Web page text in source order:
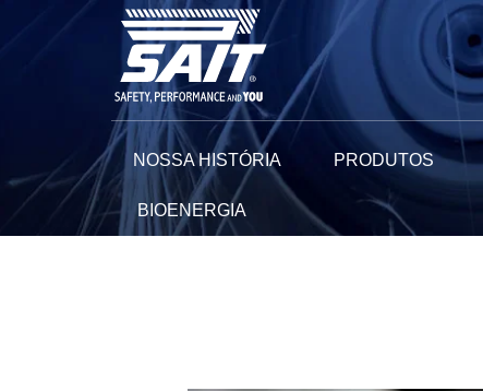
NOSSA HISTÓRIA PRODUTOS
BIOENERGIA